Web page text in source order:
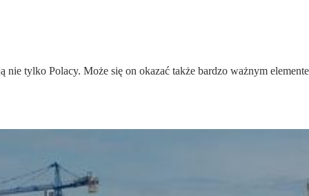
tylko Polacy. Może się on okazać także bardzo ważnym